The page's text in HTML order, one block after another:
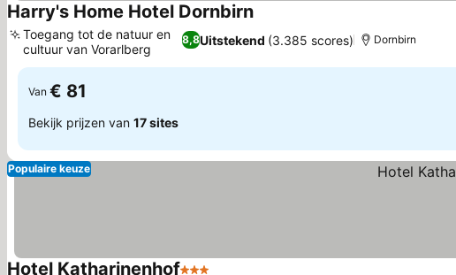
Harry's Home Hotel DornbirnPrijzen bekijken
8,8Uitstekend (3.385 scores)
Toegang tot de natuur en
cultuur van Vorarlberg
Dornbirn
Van € 81
Bekijk prijzen van 17 sites
Populaire keuze
Hotel Katharinenhof